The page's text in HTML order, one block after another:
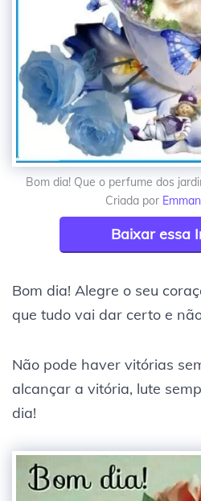
Bom dia! Que o perfume dos
Criada por
Baixar essa
Bom dia! Alegre o seu
que tudo vai dar certo e
Não pode haver vitórias
alcançar a vitória, lute
dia!